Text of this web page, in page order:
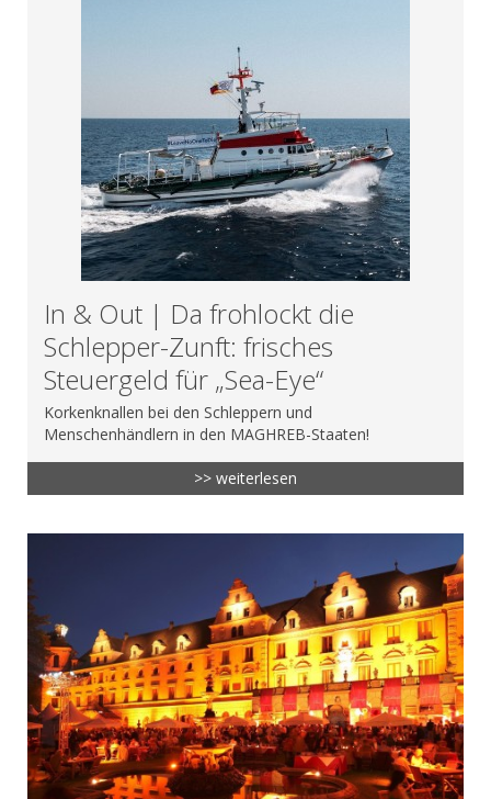
In & Out | Da frohlockt die
Schlepper-Zunft: frisches
Steuergeld für „Sea-Eye“
Korkenknallen bei den Schleppern und
Menschenhändlern in den MAGHREB-Staaten!
>> weiterlesen